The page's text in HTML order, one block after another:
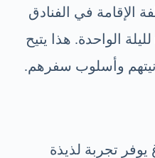
الإقامة في الفنادق
إلى 300 يورو (€300) لليلة الواحدة. هذا يتيح
وأسلوب سفرهم.
تجربة لذيذة